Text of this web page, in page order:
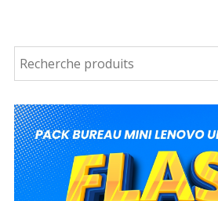
د.م. 1,120.00.
est :